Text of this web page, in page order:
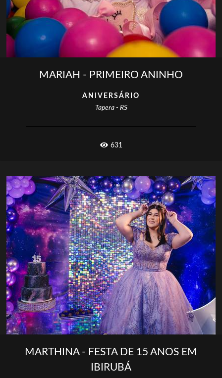
MARIAH - PRIMEIRO ANINHO
ANIVERSÁRIO
Tapera - RS
631
MARTHINA - FESTA DE 15 ANOS EM
IBIRUBÁ